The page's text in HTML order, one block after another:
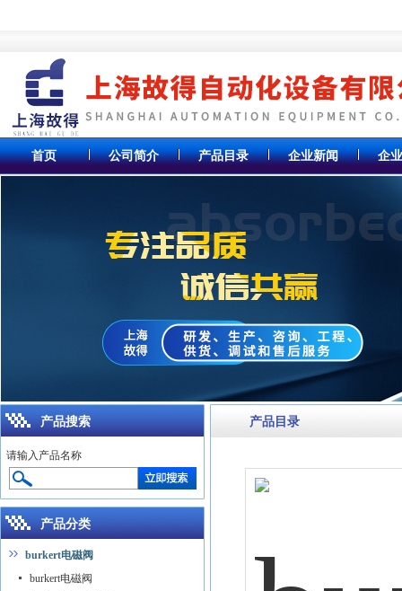
首页 公司简介 产品目录 企业新闻 企
产品目录
产品搜索
请输入产品名称
产品分类
burkert电磁阀
burkert电磁阀